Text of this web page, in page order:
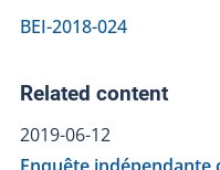
BEI-2018-024
Related content
2019-06-12
Enquête indépendante